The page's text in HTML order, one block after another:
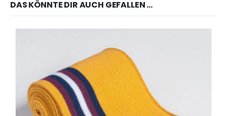
DAS KÖNNTE DIR AUCH GEFALLEN …